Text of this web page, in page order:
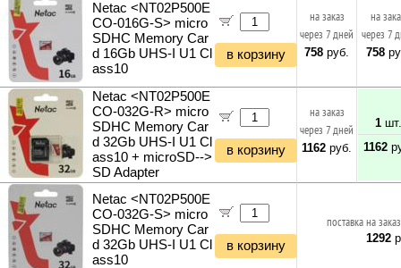
Netac <NT02P500E
CO-016G-S> micro
SDHC Memory Car
d 16Gb UHS-I U1 Cl
ass10
в корзину
на заказ
через 7 дней
758 руб.
на
через 7
758
Netac <NT02P500E
CO-032G-R> micro
SDHC Memory Car
d 32Gb UHS-I U1 Cl
ass10 + microSD-->
SD Adapter
в корзину
на заказ
через 7 дней
1162 руб.
1шт.
1162
Netac <NT02P500E
CO-032G-S> micro
SDHC Memory Car
d 32Gb UHS-I U1 Cl
ass10
в корзину
поставка на
1292